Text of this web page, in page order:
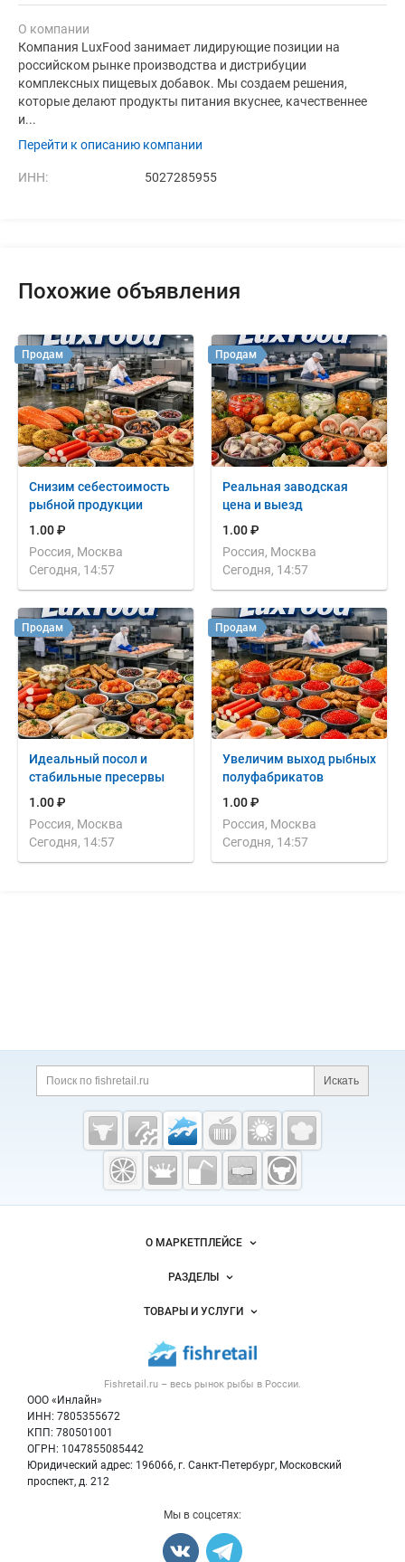
О компании
Компания LuxFood занимает лидирующие позиции на
российском рынке производства и дистрибуции
комплексных пищевых добавок. Мы создаем решения,
которые делают продукты питания вкуснее, качественнее
и...
Перейти к описанию компании
ИНН: 5027285955
Похожие объявления
Снизим себестоимость
рыбной продукции
1.00 ₽
Россия, Москва
Сегодня, 14:57
Продам
Реальная заводская
цена и выезд
1.00 ₽
Россия, Москва
Сегодня, 14:57
Продам
Идеальный посол и
стабильные пресервы
1.00 ₽
Россия, Москва
Сегодня, 14:57
Продам
Увеличим выход рыбных
полуфабрикатов
1.00 ₽
Россия, Москва
Сегодня, 14:57
Продам
Дополнительная информация
Поиск по сайту и
Искать
Cсылки на полезные проекты
Fishretail.ru —
рыба,
морепродукты
Важные разделы и контакты
Fishretail.ru – весь рынок рыбы в России.
ООО «Инлайн»
ИНН: 7805355672
КПП: 780501001
ОГРН: 1047855085442
Юридический адрес: 196066, г. Санкт-Петербург, Московский
проспект, д. 212
Навигация по сайтуО МАРКЕТПЛЕЙСЕ
Новости Fishretail.ru
Размещение рекламы
Публичная оферта
Контактная информация
Политика обработки персональных данных
РАЗДЕЛЫ
Объявления
Новости рынка
Блог
ТОВАРЫ И УСЛУГИ
Рыба
Икра
Мы в соцсетях: